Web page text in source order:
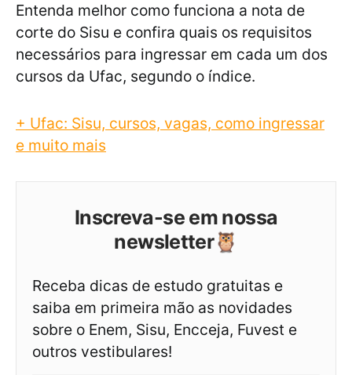
Entenda melhor como funciona a nota de
corte do Sisu e confira quais os requisitos
necessários para ingressar em cada um dos
cursos da Ufac, segundo o índice.
+ Ufac: Sisu, cursos, vagas, como ingressar
e muito mais
Inscreva-se em nossa
newsletter🦉
Receba dicas de estudo gratuitas e
saiba em primeira mão as novidades
sobre o Enem, Sisu, Encceja, Fuvest e
outros vestibulares!